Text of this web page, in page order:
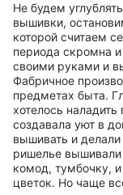
Не будем
вышивки,
которой считаем
периода скромна и
своими руками и
Фабричное
предметах быта.
хотелось
создавала уют в
вышивать и
ришелье
комод, тумбочку,
цветок. Но чаще